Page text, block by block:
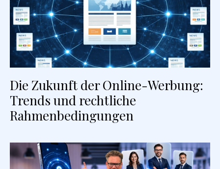
Die Zukunft der Online-Werbung:
Trends und rechtliche
Rahmenbedingungen